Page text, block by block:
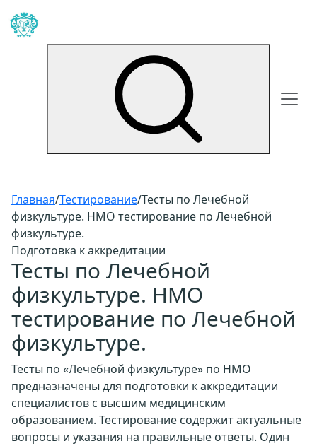
Главная/Тестирование/Тесты по Лечебной
физкультуре. НМО тестирование по Лечебной
физкультуре.
Подготовка к аккредитации
Тесты по Лечебной
физкультуре. НМО
тестирование по Лечебной
физкультуре.
Тесты по «Лечебной физкультуре» по НМО
предназначены для подготовки к аккредитации
специалистов с высшим медицинским
образованием. Тестирование содержит актуальные
вопросы и указания на правильные ответы. Один